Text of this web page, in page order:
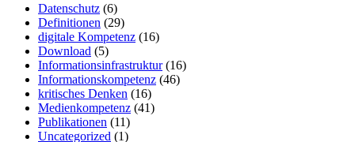
Datenschutz (6)
Definitionen (29)
digitale Kompetenz (16)
Download (5)
Informationsinfrastruktur(16)
Informationskompetenz (46)
kritisches Denken (16)
Medienkompetenz (41)
Publikationen (11)
Uncategorized (1)